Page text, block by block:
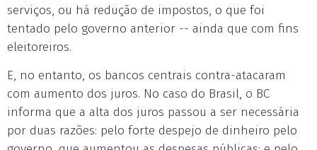
serviços, ou há redução de impostos, o que foi
tentado pelo governo anterior -- ainda que com fins
eleitoreiros.
E, no entanto, os bancos centrais contra-atacaram
com aumento dos juros. No caso do Brasil, o BC
informa que a alta dos juros passou a ser necessária
por duas razões: pelo forte despejo de dinheiro pelo